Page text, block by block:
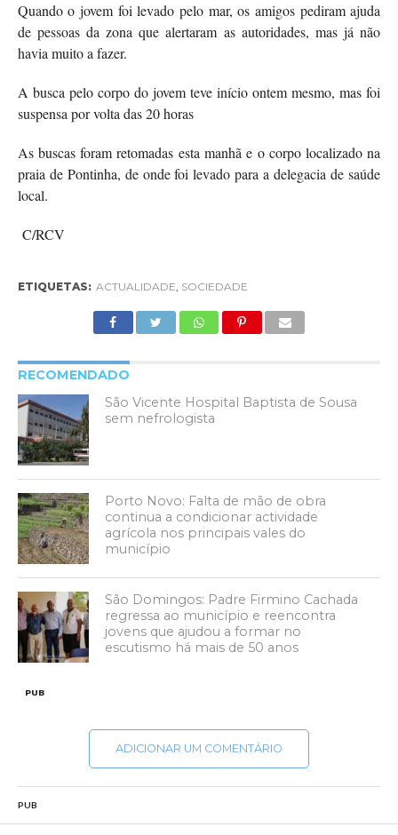
Quando o jovem foi levado pelo mar, os amigos pediram ajuda
de pessoas da zona que alertaram as autoridades, mas já não
havia muito a fazer.
A busca pelo corpo do jovem teve início ontem mesmo, mas foi
suspensa por volta das 20 horas
As buscas foram retomadas esta manhã e o corpo localizado na
praia de Pontinha, de onde foi levado para a delegacia de saúde
local.
C/RCV
ETIQUETAS: ACTUALIDADE, SOCIEDADE
RECOMENDADO
São Vicente Hospital Baptista de Sousa
sem nefrologista
Porto Novo: Falta de mão de obra
continua a condicionar actividade
agrícola nos principais vales do
município
São Domingos: Padre Firmino Cachada
regressa ao município e reencontra
jovens que ajudou a formar no
escutismo há mais de 50 anos
PUB
ADICIONAR UM COMENTÁRIO
PUB